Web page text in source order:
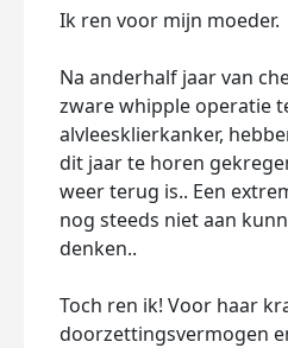
Ik ren voor mijn moeder.
Na anderhalf jaar van
zware whipple operatie
alvleesklierkanker,
dit jaar te horen
weer terug is.. Een
nog steeds niet aan
denken..
Toch ren ik! Voor haar
doorzettingsvermogen